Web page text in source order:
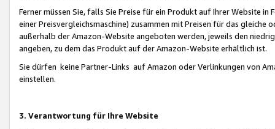
Ferner müssen Sie, falls Sie Preise für ein Produkt auf Ihrer Website
einer Preisvergleichsmaschine) zusammen mit Preisen für das
außerhalb der Amazon-Website angeboten werden, jeweils den
angeben, zu dem das Produkt auf der Amazon-Website erhältlich ist.
Sie dürfen keine Partner-Links auf Amazon oder Verlinkungen von
einstellen.
3. Verantwortung für Ihre Website